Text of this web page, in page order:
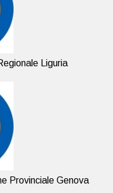
Liguria
Provinciale Genova